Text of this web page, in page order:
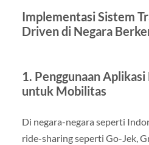
Implementasi Sistem
Driven di Negara
1. Penggunaan
untuk Mobilitas
Di negara-negara seperti
ride-sharing seperti Go-Jek,